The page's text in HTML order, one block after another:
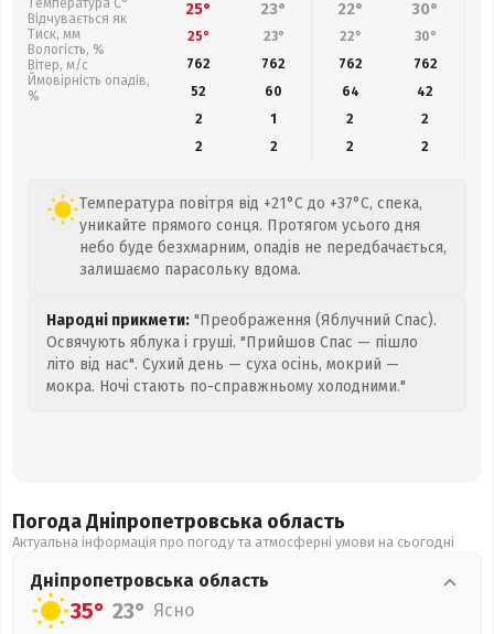
Температура С°
Відчувається як
Тиск, мм
Вологість, %
Вітер, м/с
Ймовірність опадів,
%
25° 23° 22° 30°
25° 23° 22° 30°
762
762 762 762
52
60 64 42
2
1 2
2
2
2 2 2
Температура повітря від +21°C до +37°C, спека,
уникайте прямого сонця. Протягом усього дня
небо буде безхмарним, опадів не передбачається,
залишаємо парасольку вдома.
Народні прикмети: "Преображення (Яблучний Спас).
Освячують яблука і груші. "Прийшов Спас — пішло
літо від нас". Сухий день — суха осінь, мокрий —
мокра. Ночі стають по-справжньому холодними."
Погода Дніпропетровська область
Актуальна інформація про погоду та атмосферні умови на сьогодні
Дніпропетровська область
35° 23° Ясно